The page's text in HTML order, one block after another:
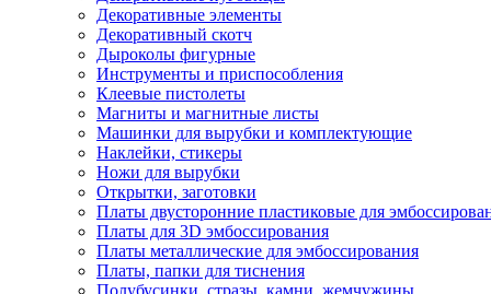
Декоративные элементы
Декоративный скотч
Дыроколы фигурные
Инструменты и приспособления
Клеевые пистолеты
Магниты и магнитные листы
Машинки для вырубки и комплектующие
Наклейки, стикеры
Ножи для вырубки
Открытки, заготовки
Платы двусторонние пластиковые для
Платы для 3D эмбоссирования
Платы металлические для эмбоссирования
Платы, папки для тиснения
Полубусинки, стразы, камни, жемчужины